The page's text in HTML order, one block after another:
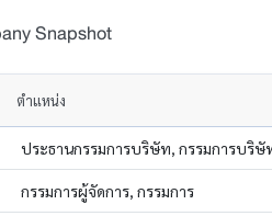
Snapshot
ตำแหน่ง
ประธานกรรมการบริษัท, กรรมการบริษั
กรรมการผู้จัดการ, กรรมการ